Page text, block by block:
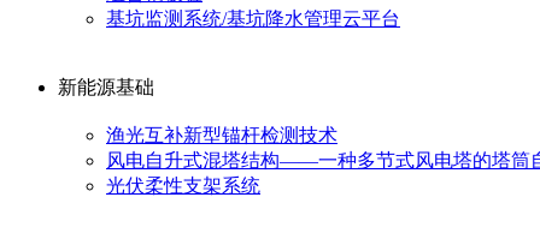
基坑监测系统/基坑降水管理云平台
新能源基础
渔光互补新型锚杆检测技术
风电自升式混塔结构——一种多节式风电塔的塔筒
光伏柔性支架系统